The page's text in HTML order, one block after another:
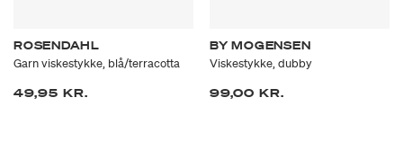
ROSENDAHL
Garn viskestykke, blå/terracotta
49,95 KR.
BY MOGENSEN
Viskestykke, dubby
99,00 KR.